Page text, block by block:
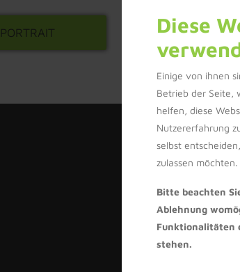
Diese
Einige von ihnen
Betrieb der Seite,
helfen, diese
Nutzererfahrung
selbst
zulassen möchten.
Bitte beachten
Ablehnung
Funktionalitäten
stehen.